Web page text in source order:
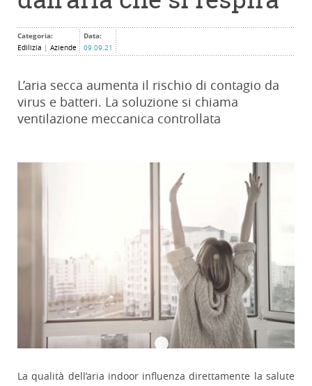
Categoria:
Edilizia Aziende
Data:
09.09.21
L’aria secca aumenta il rischio di contagio da
virus e batteri. La soluzione si chiama
ventilazione meccanica controllata
La qualità dell’aria indoor influenza direttamente la salute